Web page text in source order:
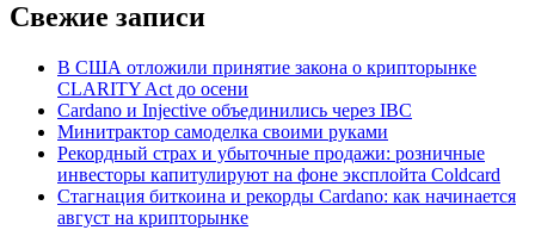
Свежие записи
В США отложили принятие закона о крипторынке
CLARITY Act до осени
Cardano и Injective объединились через IBC
Минитрактор самоделка своими руками
Рекордный страх и убыточные продажи: розничные
инвесторы капитулируют на фоне эксплойта Coldcard
Стагнация биткоина и рекорды Cardano: как начинается
август на крипторынке